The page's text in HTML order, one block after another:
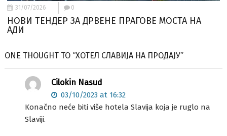
31/07/2026 0
НОВИ ТЕНДЕР ЗА ДРВЕНЕ ПРАГОВЕ МОСТА НА
АДИ
ONE THOUGHT TO “ХОТЕЛ СЛАВИЈА НА ПРОДАЈУ”
Cilokin Nasud
03/10/2023 at 16:32
Konačno neće biti više hotela Slavija koja je ruglo na
Slaviji.